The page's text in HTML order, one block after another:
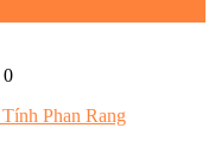
0